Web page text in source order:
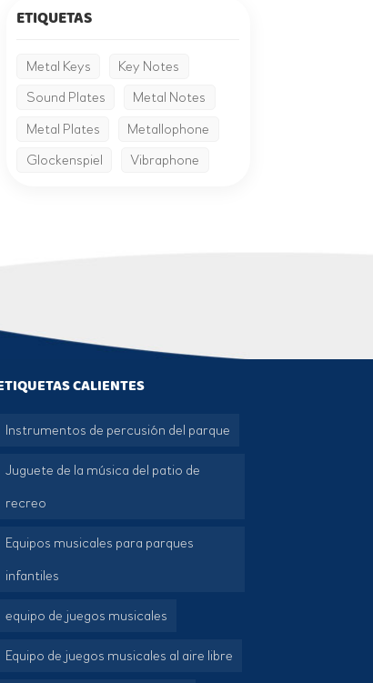
ETIQUETAS
Metal Keys
Key Notes
Sound Plates
Metal Notes
Metal Plates
Metallophone
Glockenspiel
Vibraphone
CALIENTES
Instrumentos de percusión del parque
Juguete de la música del patio de
recreo
Equipos musicales para parques
infantiles
equipo de juegos musicales
Equipo de juegos musicales al aire libre